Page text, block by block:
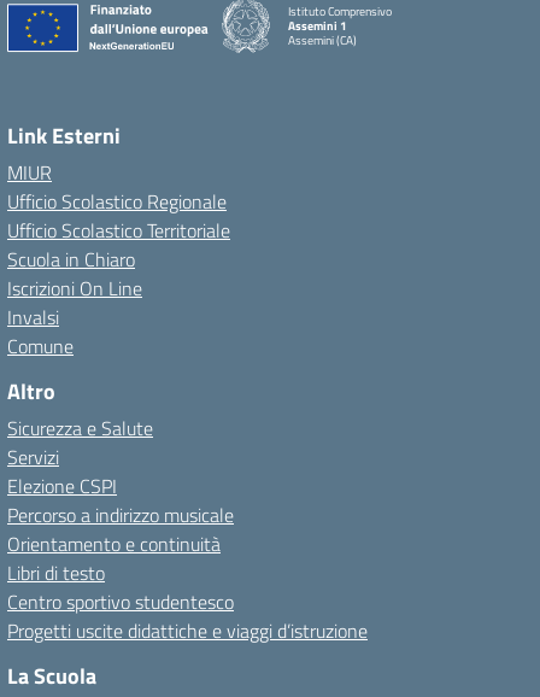
Istituto Comprensivo
Assemini 1
Assemini (CA)
Link Esterni
MIUR
Ufficio Scolastico Regionale
Ufficio Scolastico Territoriale
Scuola in Chiaro
Iscrizioni On Line
Invalsi
Comune
Altro
Sicurezza e Salute
Servizi
Elezione CSPI
Percorso a indirizzo musicale
Orientamento e continuità
Libri di testo
Centro sportivo studentesco
Progetti uscite didattiche e viaggi d’istruzione
La Scuola